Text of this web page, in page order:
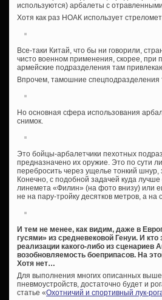
используются) арбалеты с
Хотя как раз НОАК использует
Все-таки Китай, что бы ни говорили,
чисто военном применения, скорее, при
армейские подразделения там
Впрочем, тамошние спецподразделения
Но основная сфера использования
снимок.
Это бойцы-арбалетчики пехотных
предназначено их оружие. Это по сути
перебросить через ущелье тонкий шнур,
Конечно, с подобной задачей куда
линемета «Филин» (на фото внизу) или
не на пару-тройку десятков метров, а на
И тем не менее, как видим, даже в
гусями» из средневековой Генуи. И
реализации какого-либо из
возобновляемость боеприпасов. На
Хотя нет…
Для выполнения многих описанных
пневмоустройств, достаточно будет и
статье «Охотничий и спортивный лук-